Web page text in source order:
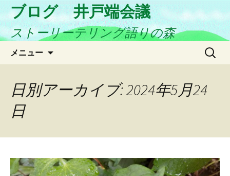
ブログ 井戸端会議
ストーリーテリング語りの森
メニュー
ン
プ
検
日別アーカイブ: 2024年5月24
日